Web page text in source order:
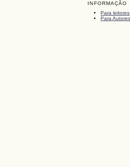
INFORMAÇÃO
Para leitores
Para Autores